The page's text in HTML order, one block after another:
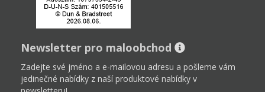
Newsletter pro maloobchod
Zadejte své jméno a e-mailovou adresu a pošleme vám
jedinečné nabídky z naší produktové nabídky v